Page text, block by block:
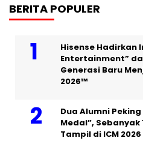
BERITA POPULER
Hisense Hadirkan
Entertainment”
Generasi Baru
2026™
Dua Alumni
Medal”, Sebanyak
Tampil di ICM 2026